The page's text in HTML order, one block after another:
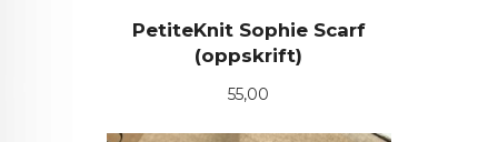
PetiteKnit Sophie Scarf
(oppskrift)
Pris
55,00